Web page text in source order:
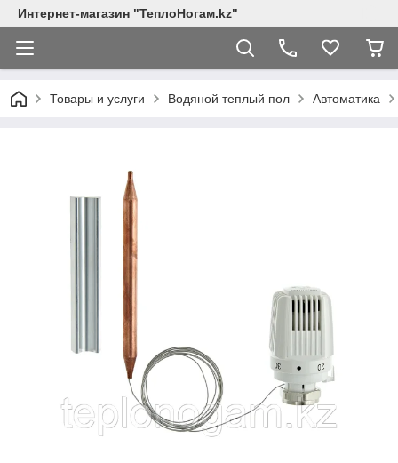
Интернет-магазин "ТеплоНогам.kz"
Товары и услуги Водяной теплый пол Автоматика